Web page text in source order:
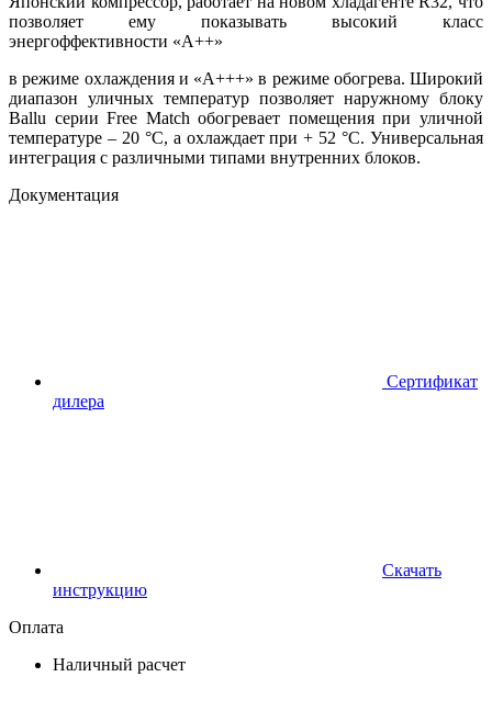
позволяет ему показывать высокий класс
энергоффективности «А++»
в режиме охлаждения и «А+++» в режиме обогрева. Широкий
диапазон уличных температур позволяет наружному блоку
Ballu серии Free Match обогревает помещения при уличной
температуре – 20 °С, а охлаждает при + 52 °С. Универсальная
интеграция с различными типами внутренних блоков.
Документация
Сертификат
дилера
Скачать
инструкцию
Оплата
Наличный расчет